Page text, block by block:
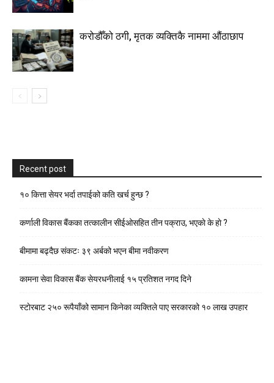
करोडौँको ठगी, मृतक व्यक्तिकै नाममा औंठाछाप
Recent post
१० कित्ता सेयर भर्दा तपाईको कति खर्च हुन्छ ?
कर्णाली विकास बैंकका तत्कालीन सीईओसहित तीन पक्राउ, भएकाे के हाे ?
बीमामा बढ्दैछ संकटः ३९ अर्बको भएन बीमा नवीकरण
कामना सेवा विकास बैंक सेयरधनीलाई १५ प्रतिशत नगद दिने
स्टाेरबाट २५० रूपैयाँको सामान किनेका व्यक्तिले पाए सरकारको १० लाख उपहार